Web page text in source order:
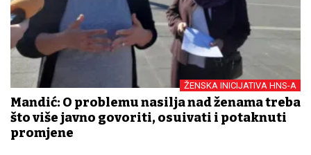
ŽENSKA INICIJATIVA HNS-A
Mandić: O problemu nasilja nad ženama treba
što više javno govoriti, osuđivati i potaknuti
promjene